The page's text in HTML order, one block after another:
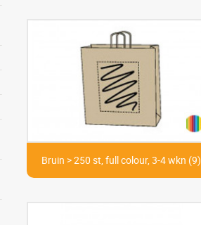
Bruin > 250 st, full colour, 3-4 wkn (9)